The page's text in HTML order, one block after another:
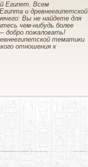
Египет. Всем
и древнеегипетской
Вы не найдете для
чем-нибудь более
добро пожаловать!
тематики
отношения к